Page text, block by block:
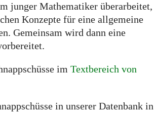
junger Mathematiker überarbeitet,
Konzepte für eine allgemeine
Gemeinsam wird dann eine
im Textbereich von
in unserer Datenbank in